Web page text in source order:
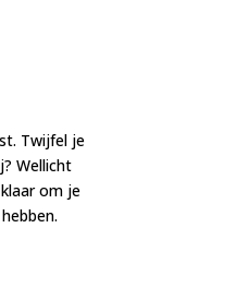
Twijfel je
Wellicht
om je